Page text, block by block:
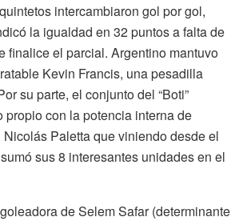
intercambiaron gol por gol,
la igualdad en 32 puntos a falta de
finalice el parcial. Argentino mantuvo
Kevin Francis, una pesadilla
su parte, el conjunto del “Boti”
propio con la potencia interna de
Paletta que viniendo desde el
sus 8 interesantes unidades en el
de Selem Safar (determinante